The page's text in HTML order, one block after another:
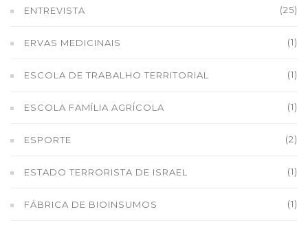
ENTREVISTA (25)
ERVAS MEDICINAIS (1)
ESCOLA DE TRABALHO TERRITORIAL (1)
ESCOLA FAMÍLIA AGRÍCOLA (1)
ESPORTE (2)
ESTADO TERRORISTA DE ISRAEL (1)
FÁBRICA DE BIOINSUMOS (1)